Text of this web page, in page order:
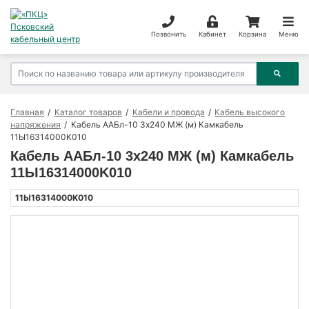
Позвонить Кабинет Корзина Меню
Главная Каталог товаров Кабели и провода
Кабель высокого
напряжения
Кабель ААБл-10 3х240 МЖ (м) Камкабель
11Ы16314000K010
Кабель ААБл-10 3х240 МЖ (м) Камкабель
11Ы16314000K010
11Ы16314000K010